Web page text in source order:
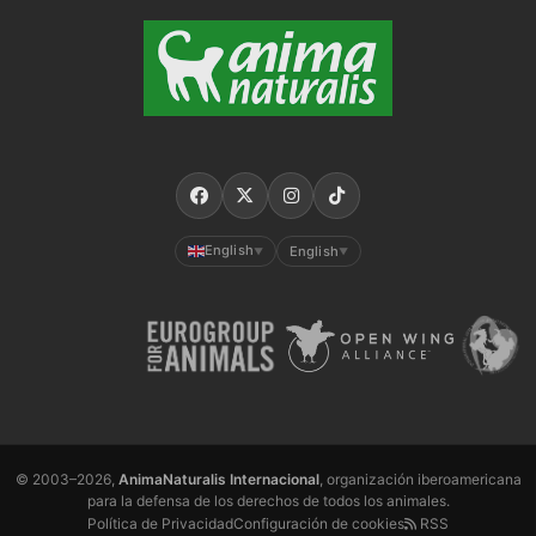
English ▼ English ▼
© 2003–2026, AnimaNaturalis Internacional, organización iberoamericana
para la defensa de los derechos de todos los animales.
Política de PrivacidadConfiguración de cookies RSS